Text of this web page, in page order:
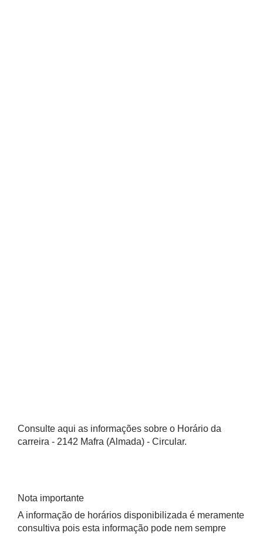
Consulte aqui as informações sobre o Horário da
carreira - 2142 Mafra (Almada) - Circular.
Nota importante
A informação de horários disponibilizada é meramente
consultiva pois esta informação pode nem sempre